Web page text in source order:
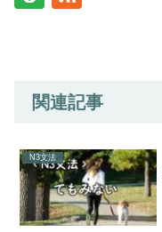
関連記事
N3文法